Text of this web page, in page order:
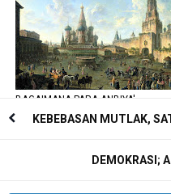
BAGAIMANA PARA ANBIYA'
KEBEBASAN MUTLAK,
DEMOKRASI;